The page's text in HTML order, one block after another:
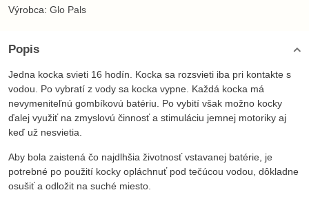
Výrobca: Glo Pals
Popis
Jedna kocka svieti 16 hodín. Kocka sa rozsvieti iba pri kontakte s
vodou. Po vybratí z vody sa kocka vypne. Každá kocka má
nevymeniteľnú gombíkovú batériu. Po vybití však možno kocky
ďalej využiť na zmyslovú činnosť a stimuláciu jemnej motoriky aj
keď už nesvietia.
Aby bola zaistená čo najdlhšia životnosť vstavanej batérie, je
potrebné po použití kocky opláchnuť pod tečúcou vodou, dôkladne
osušiť a odložit na suché miesto.